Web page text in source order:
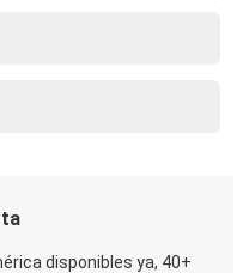
disponibles ya, 40+